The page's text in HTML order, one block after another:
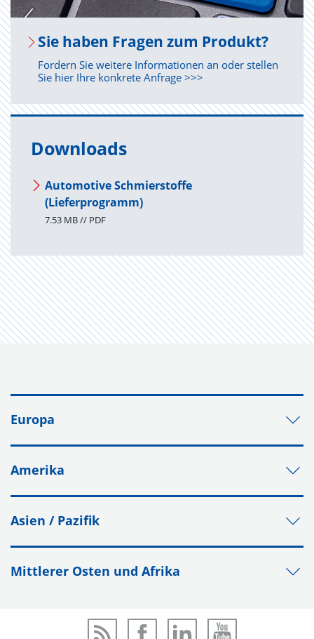
Sie haben Fra­gen zum Pro­dukt?
Fordern Sie weitere Informationen an oder stellen
Sie hier Ihre konkrete Anfrage >>>
Downloads
Automotive Schmierstoffe
(Lieferprogramm)
7.53 MB // PDF
Europa
Amerika
Asien / Pazifik
Mittlerer Osten und Afrika